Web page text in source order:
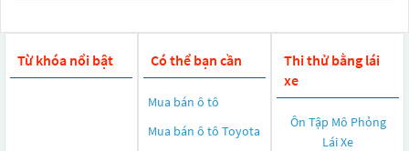
Từ khóa nổi bật Có thể bạn cần
Mua bán ô tô
Mua bán ô tô Toyota
Thi thử bằng lái
xe
Ôn Tập Mô Phỏng
Lái Xe